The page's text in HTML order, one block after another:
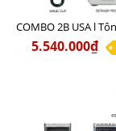
5.540.000₫